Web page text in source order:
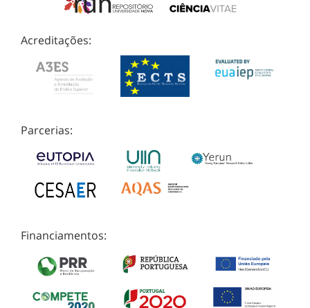
Acreditações:
Parcerias:
Financiamentos: